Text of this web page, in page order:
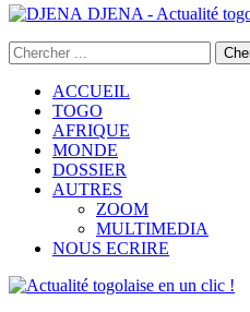
DJENA - Actualité
ACCUEIL
TOGO
AFRIQUE
MONDE
DOSSIER
AUTRES
ZOOM
MULTIMEDIA
NOUS ECRIRE